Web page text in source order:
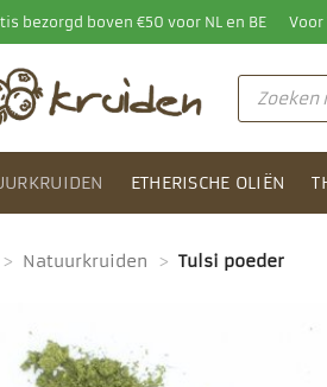
bezorgd boven €50 voor NL en BE
Producten
zoeken
ETHERISCHE OLIËN
> Natuurkruiden > Tulsi poeder